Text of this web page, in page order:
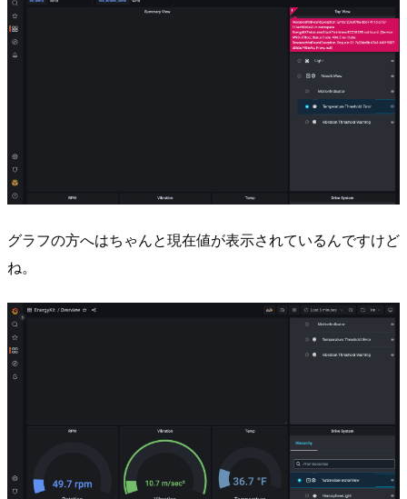
グラフの方へはちゃんと現在値が表示されているんですけど
ね。